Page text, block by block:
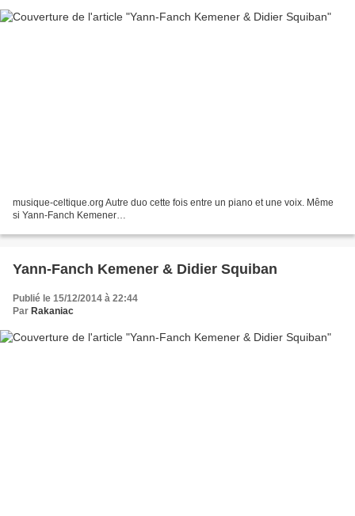
musique-celtique.org Autre duo cette fois entre un piano et une voix. Même
si Yann-Fanch Kemener…
Yann-Fanch Kemener & Didier Squiban
Publié le 15/12/2014 à 22:44
Par Rakaniac